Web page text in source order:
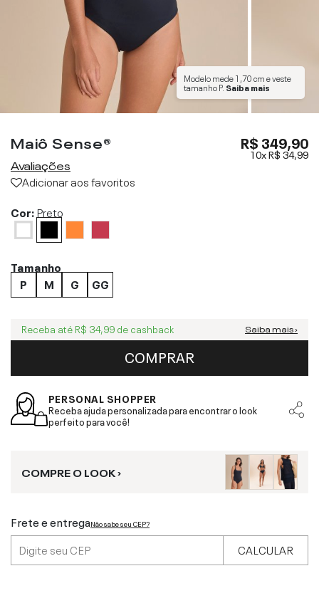
Modelo mede1,70 cme veste
tamanhoP. Saiba mais
Maiô Sense®
Avaliações
Adicionar aos favoritos
R$ 349,90
10xR$ 34,99
Cor:Preto
Tamanho
P
M G GG
Receba até R$ 34,99 de cashback Saiba mais ›
COMPRAR
PERSONAL SHOPPER
Receba ajuda personalizada para encontrar o look
perfeito para você!
COMPRE O LOOK ›
Frete e entregaNão sabe seu CEP?
CALCULAR